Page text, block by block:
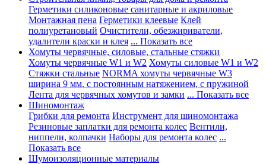
Герметики силиконовые санитарные и акриловые
Монтажная пена Герметики клеевые Клей
полиуретановый Очистители, обезжириватели,
удалители краски и клея ... Показать все
Хомуты червячные, силовые, стальные стяжки
Хомуты червячные W1 и W2 Хомуты силовые W1 и W2
Стяжки стальные NORMA хомуты червячные W3
ширина 9 мм. с постоянным натяжением, с пружиной
Лента для червячных хомутов и замки ... Показать все
Шиномонтаж
Грибки для ремонта Инструмент для шиномонтажа
Резиновые заплатки для ремонта колес Вентили,
ниппели, колпачки Наборы для ремонта колес ...
Показать все
Шумоизоляционные материалы